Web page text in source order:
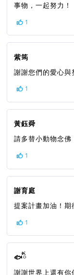
事物，一起努力！
1
紫筠
謝謝您們的愛心與
1
黃鈺舜
請多替小動物念
1
謝育庭
提案計畫加油！期
1
🐟ིྀ
謝謝世界上還有你